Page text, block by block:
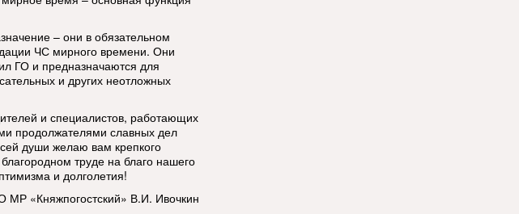
– они в обязательном
ЧС мирного времени. Они
ГО и предназначаются для
и других неотложных
и специалистов, работающих
продолжателями славных дел
души желаю вам крепкого
труде на благо нашего
и долголетия!
МР «Княжпогостский» В.И. Ивочкин